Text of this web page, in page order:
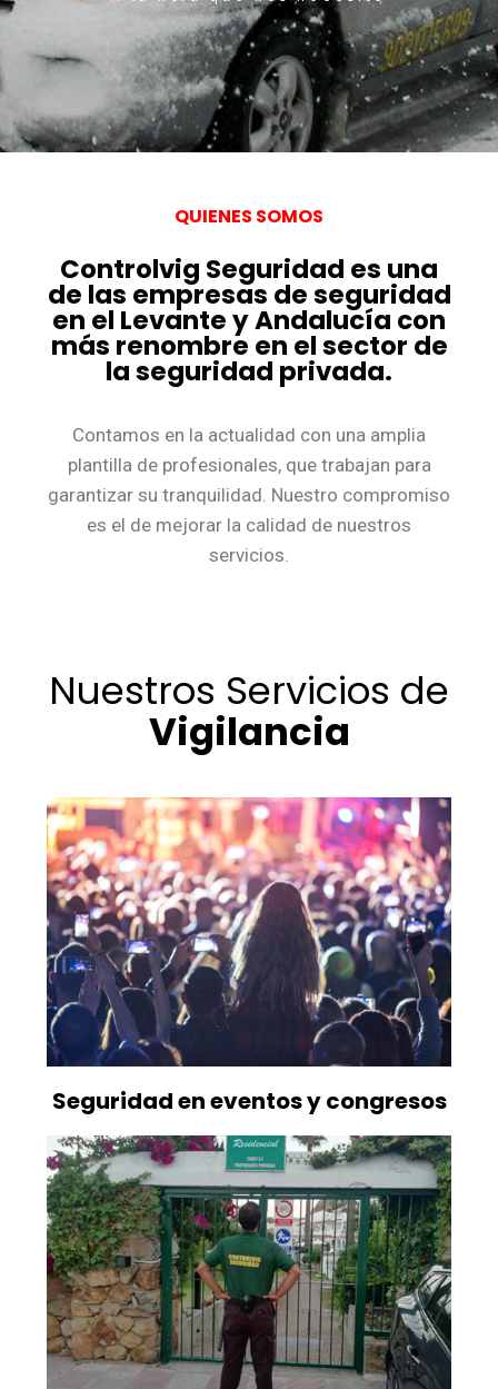
QUIENES SOMOS
Controlvig Seguridad es una
de las empresas de seguridad
en el Levante y Andalucía con
más renombre en el sector de
la seguridad privada.
Contamos en la actualidad con una amplia
plantilla de profesionales, que trabajan para
garantizar su tranquilidad. Nuestro compromiso
es el de mejorar la calidad de nuestros
servicios.
Nuestros Servicios de
Vigilancia
Seguridad en eventos y congresos